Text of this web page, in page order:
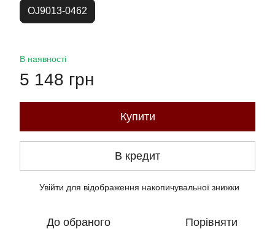
OJ9013-0462
В наявності
5 148 грн
Купити
В кредит
Увійти для відображення накопичувальної знижки
До обраного Порівняти